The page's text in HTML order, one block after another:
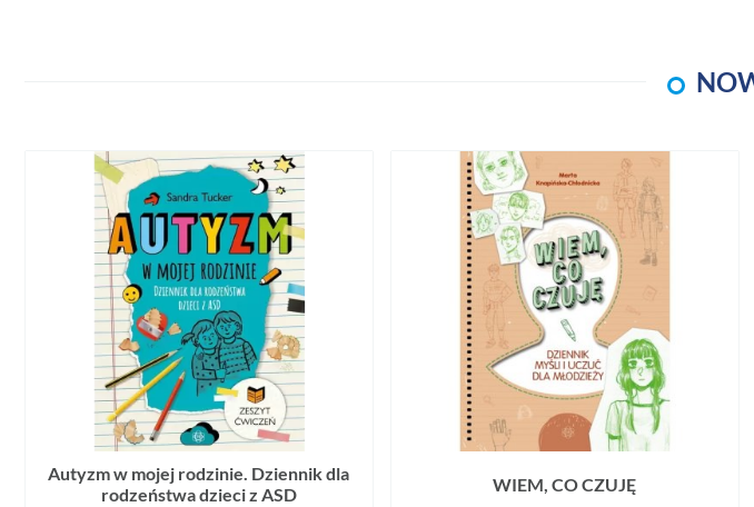
Autyzm w mojej rodzinie. Dziennik dla
rodzeństwa dzieci z ASD
WIEM, CO CZUJĘ